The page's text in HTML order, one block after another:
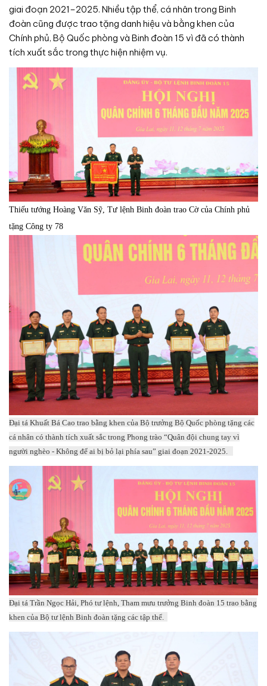
giai đoạn 2021–2025. Nhiều tập thể, cá nhân trong Binh
đoàn cũng được trao tặng danh hiệu và bằng khen của
Chính phủ, Bộ Quốc phòng và Binh đoàn 15 vì đã có thành
tích xuất sắc trong thực hiện nhiệm vụ.
Thiếu tướng Hoàng Văn Sỹ, Tư lệnh Binh đoàn trao Cờ của Chính phủ
tặng Công ty 78
Đại tá Khuất Bá Cao trao bằng khen của Bộ trưởng Bộ Quốc phòng tặng các
cá nhân có thành tích xuất sắc trong Phong trào “Quân đội chung tay vì
người nghèo - Không để ai bị bỏ lại phía sau” giai đoạn 2021-2025.
Đại tá Trần Ngọc Hải, Phó tư lệnh, Tham mưu trưởng Binh đoàn 15 trao bằng
khen của Bộ tư lệnh Binh đoàn tặng các tập thể.